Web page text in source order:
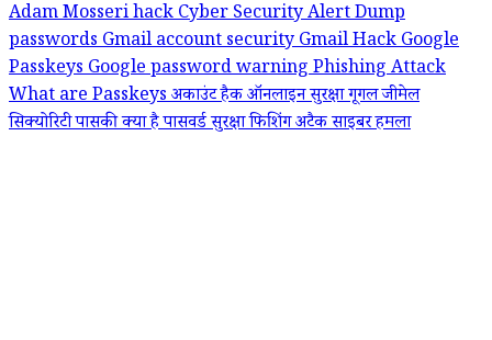
Adam Mosseri hackCyber Security AlertDump
passwordsGmail account securityGmail HackGoogle
PasskeysGoogle password warningPhishing Attack
What are Passkeysअकाउंट हैकऑनलाइन सुरक्षागूगलजीमेल
सिक्योरिटीपासकी क्या हैपासवर्ड सुरक्षाफिशिंग अटैकसाइबर हमला